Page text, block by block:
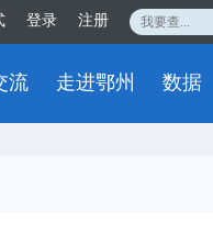
登录 注册
流 走进鄂州 数据